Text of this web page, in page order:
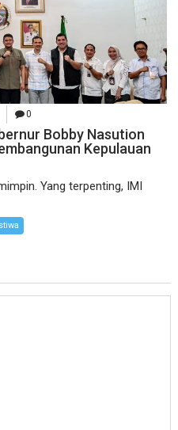
0
Bobby Nasution
Kepulauan
Yang terpenting, IMI